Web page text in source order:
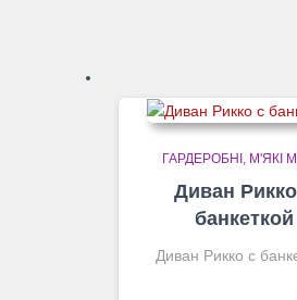
ГАРДЕРОБНІ М'ЯКІ
Диван
банкеткой
Диван Рикко с